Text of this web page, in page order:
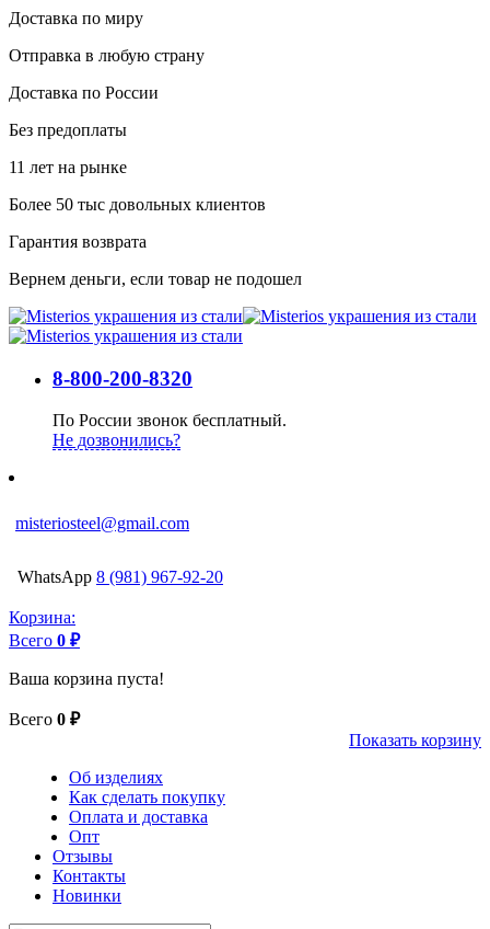
Доставка по миру
Отправка в любую страну
Доставка по России
Без предоплаты
11 лет на рынке
Более 50 тыс довольных клиентов
Гарантия возврата
Вернем деньги, если товар не подошел
8-800-200-8320
По России звонок бесплатный.
Не дозвонились?
misteriosteel@gmail.com
WhatsApp 8 (981) 967-92-20
Корзина:
Всего 0 ₽
Ваша корзина пуста!
Всего 0 ₽
Показать корзину
Об изделиях
Как сделать покупку
Оплата и доставка
Опт
Отзывы
Контакты
Новинки